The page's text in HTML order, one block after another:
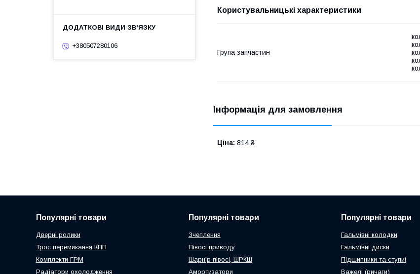
Користувальницькі характеристики
Група запчастин
Інформація для замовлення
Ціна: 814 ₴
+380507280106
Популярні товари
Дверні ролики
Трос перемикання КПП
Комплекти ГРМ
Радіатори охолодження
Популярні товари
Зчеплення
Півосі приводу
Шарнір півосі, ШРКШ
Амортизатори
Популярні товари
Гальмівні колодки
Гальмівні диски
Підшипники та ступиі
Важелі (ричаги)